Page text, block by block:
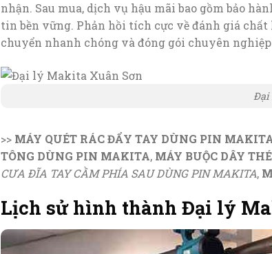
nhận. Sau mua, dịch vụ hậu mãi bao gồm bảo
tin bền vững. Phản hồi tích cực về đánh giá
chuyển nhanh chóng và đóng gói chuyên
Đại
>> MÁY QUÉT RÁC ĐẨY TAY DÙNG PIN
TÔNG DÙNG PIN MAKITA, MÁY BUỘC DÂY
CƯA ĐĨA TAY CẦM PHÍA SAU DÙNG PIN MAKITA,
Lịch sử hình thành Đại lý